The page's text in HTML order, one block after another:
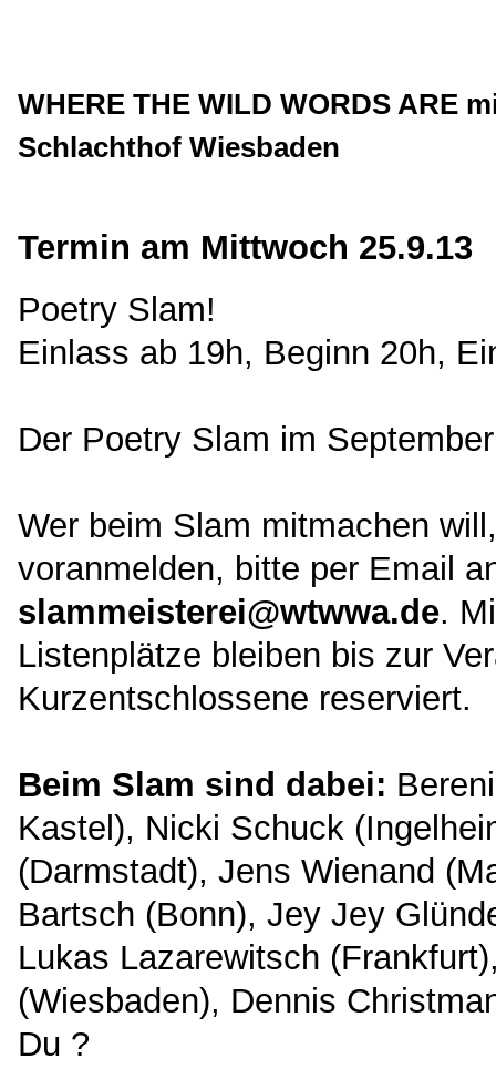
WHERE THE WILD WORDS ARE
Schlachthof Wiesbaden
Termin am Mittwoch 25.9.13
Poetry Slam!
Einlass ab 19h, Beginn 20h,
Der Poetry Slam im
Wer beim Slam mitmachen
voranmelden, bitte per Email
slammeisterei@wtwwa.de.
Listenplätze bleiben bis zur
Kurzentschlossene reserviert.
Beim Slam sind dabei:
Kastel), Nicki Schuck
(Darmstadt), Jens Wienand
Bartsch (Bonn), Jey Jey
Lukas Lazarewitsch
(Wiesbaden), Dennis
Du ?